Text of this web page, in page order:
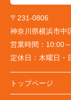
〒231-0806
神奈川県横浜市中
営業時間： 10:00
定休日： 木曜日・
トップページ